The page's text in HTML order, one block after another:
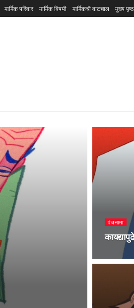
मार्मिक परिवार मार्मिक विषयी मार्मिकची वाटचाल मुख्य पृष्ठ
पंचनामा